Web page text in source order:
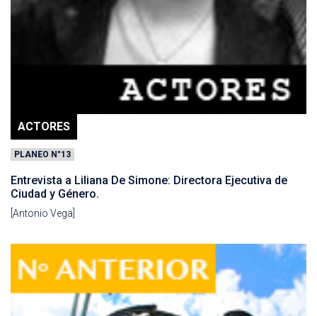
ACTORES
PLANEO N°13
Entrevista a Liliana De Simone: Directora Ejecutiva de
Ciudad y Género.
[Antonio Vega]